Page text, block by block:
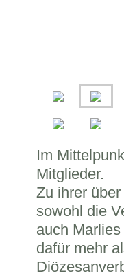
Im
Mitglieder.
Zu ihrer
sowohl die
auch
dafür mehr